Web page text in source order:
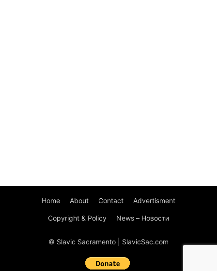
Home About Contact Advertisment
Copyright & Policy News – Новости
© Slavic Sacramento | SlavicSac.com